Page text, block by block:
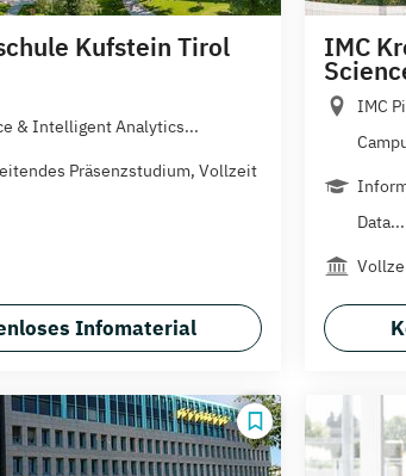
Kufstein Tirol
& Intelligent Analytics...
Präsenzstudium, Vollzeit
Infomaterial
IMC
IMC
Data...